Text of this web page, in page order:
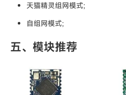
天猫精灵组网模式;
自组网模式;
五、模块推荐